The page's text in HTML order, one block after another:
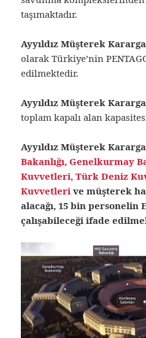
taşımaktadır.
Ayyıldız Müşterek
olarak Türkiye’nin
edilmektedir.
Ayyıldız Müşterek
toplam kapalı alan
Ayyıldız Müşterek
Bakanlığı, Genelkurmay
Kuvvetleri, Türk Deniz
Kuvvetlerive müşterek
alacağı, 15 bin personelin
çalışabileceği ifade